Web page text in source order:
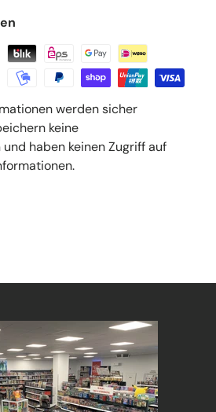
werden sicher
keine
haben keinen Zugriff auf